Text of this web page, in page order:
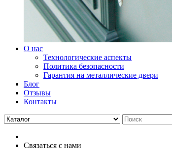
О нас
Технологические аспекты
Политика безопасности
Гарантия на металлические двери
Блог
Отзывы
Контакты
Связаться с нами